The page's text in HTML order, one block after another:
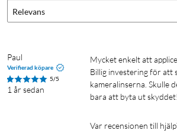
Relevans
Paul
Verifierad köpare
5/5
1 år sedan
Mycket enkelt att applicera. Skyddar bra.
Billig investering för att
kameralinserna. Skulle
bara att byta ut skyddet!
Var recensionen till